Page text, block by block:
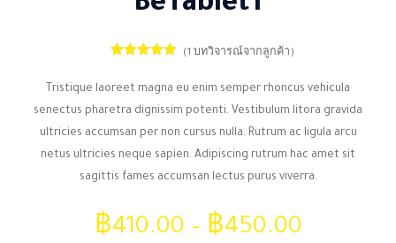
คะแนนเต็ม
บน
การให้
คะแนนของ
ลูกค้า
(1 บทวิจารณ์จากลูกค้า)
Tristique laoreet magna eu enim semper rhoncus vehicula
senectus pharetra dignissim potenti. Vestibulum litora gravida
ultricies accumsan per non cursus nulla. Rutrum ac ligula arcu
netus ultricies neque sapien. Adipiscing rutrum hac amet sit
sagittis fames accumsan lectus purus viverra.
฿410.00 – ฿450.00